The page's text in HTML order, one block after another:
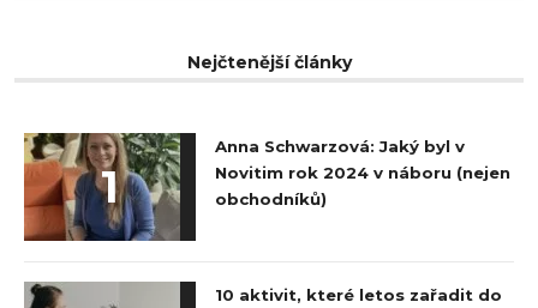
Nejčtenější články
1
Anna Schwarzová: Jaký byl v
Novitim rok 2024 v náboru (nejen
obchodníků)
10 aktivit, které letos zařadit do